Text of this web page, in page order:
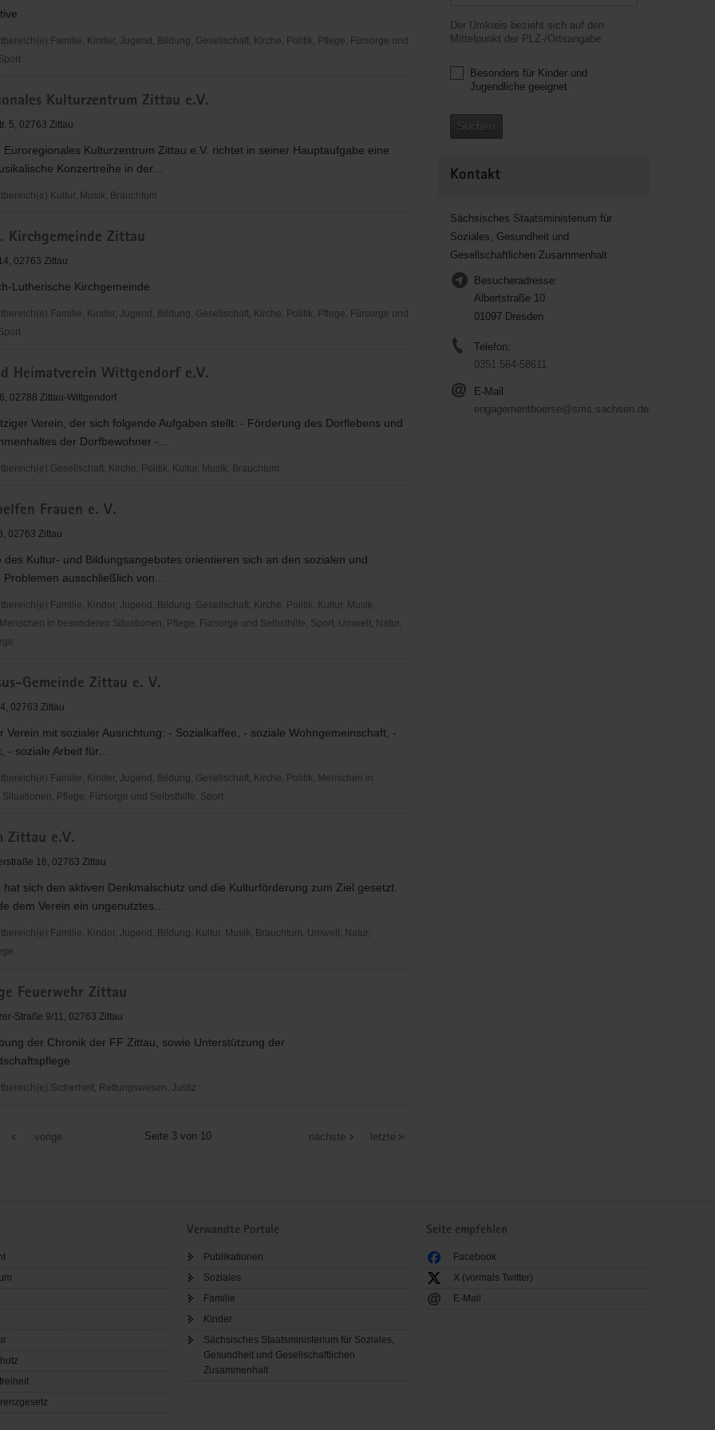
Familie, Kinder, Jugend, Bildung, Gesellschaft, Kirche, Politik, Pflege, Fürsorge und
Kulturzentrum Zittau e.V.
5, 02763 Zittau
Euroregionales Kulturzentrum Zittau e.V. richtet in seiner Hauptaufgabe eine
Konzertreihe in der...
Kultur, Musik, Brauchtum
Kirchgemeinde Zittau
02763 Zittau
Lutherische Kirchgemeinde
Familie, Kinder, Jugend, Bildung, Gesellschaft, Kirche, Politik, Pflege, Fürsorge und
Heimatverein Wittgendorf e.V.
02788 Zittau-Wittgendorf
Verein, der sich folgende Aufgaben stellt: - Förderung des Dorflebens und
der Dorfbewohner -...
Gesellschaft, Kirche, Politik, Kultur, Musik, Brauchtum
Frauen e. V.
02763 Zittau
des Kultur- und Bildungsangebotes orientieren sich an den sozialen und
Problemen ausschließlich von...
Familie, Kinder, Jugend, Bildung, Gesellschaft, Kirche, Politik, Kultur, Musik,
in besonderen Situationen, Pflege, Fürsorge und Selbsthilfe, Sport, Umwelt, Natur,
Gemeinde Zittau e. V.
02763 Zittau
Verein mit sozialer Ausrichtung: - Sozialkaffee, - soziale Wohngemeinschaft, -
- soziale Arbeit für...
Familie, Kinder, Jugend, Bildung, Gesellschaft, Kirche, Politik, Menschen in
Situationen, Pflege, Fürsorge und Selbsthilfe, Sport
Zittau e.V.
16, 02763 Zittau
hat sich den aktiven Denkmalschutz und die Kulturförderung zum Ziel gesetzt.
dem Verein ein ungenutztes...
Familie, Kinder, Jugend, Bildung, Kultur, Musik, Brauchtum, Umwelt, Natur,
Feuerwehr Zittau
Straße 9/11, 02763 Zittau
der Chronik der FF Zittau, sowie Unterstützung der
Sicherheit, Rettungswesen, Justiz
vorige Seite 3 von 10 nächste letzte
Der Umkreis bezieht sich auf den
Mittelpunkt der PLZ-/Ortsangabe.
Besonders für Kinder und
Jugendliche geeignet
Suchen
Kontakt
Sächsisches Staatsministerium für
Soziales, Gesundheit und
Gesellschaftlichen Zusammenhalt
Besucheradresse:
Albertstraße 10
01097 Dresden
Telefon:
0351 564-58611
E-Mail
engagementboerse@sms.sachsen.de
Verwandte Portale
Publikationen
Soziales
Familie
Kinder
Sächsisches Staatsministerium für Soziales,
Gesundheit und Gesellschaftlichen
Zusammenhalt
Seite empfehlen
Facebook
X (vormals Twitter)
E-Mail